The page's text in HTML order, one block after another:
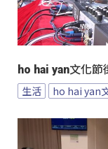
ho hai yan文化節
生活 ho hai yan